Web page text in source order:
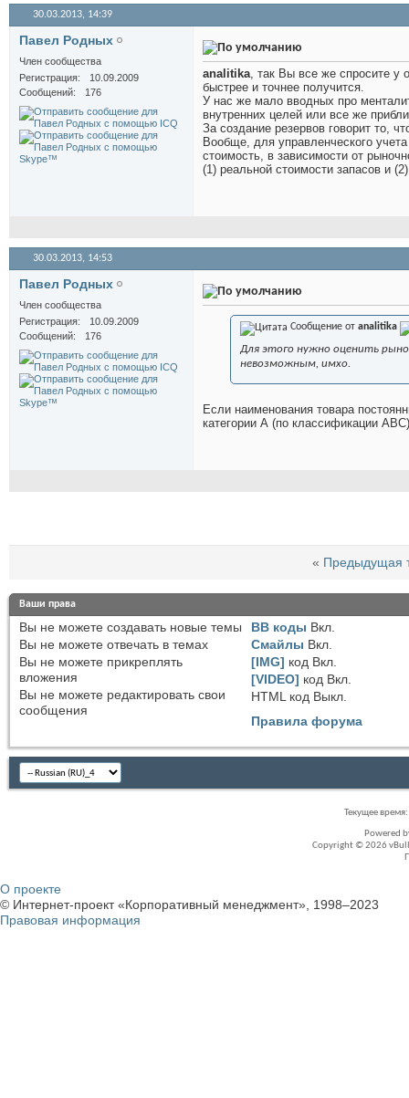
30.03.2013, 14:39
Павел Родных
Член сообщества
Регистрация
10.09.2009
Сообщений
176
analitika, так Вы все же спросите у
быстрее и точнее получится.
У нас же мало вводных про
внутренних целей или все же
За создание резервов говорит то,
Вообще, для управленческого
стоимость, в зависимости от
(1) реальной стоимости запасов и
30.03.2013, 14:53
Павел Родных
Член сообщества
Регистрация
10.09.2009
Сообщений
176
Сообщение от analitika
Для этого нужно оценить
невозможным, имхо.
Если наименования товара
категории А (по классификации
« Предыдущая
Ваши права
Вы не можете создавать новые темы
Вы не можете отвечать в темах
Вы не можете прикреплять
вложения
Вы не можете редактировать свои
сообщения
BB коды Вкл.
Смайлы Вкл.
[IMG] код Вкл.
[VIDEO] код Вкл.
HTML код Выкл.
Правила форума
Текущее время:
Powered
Copyright © 2026
О проекте
© Интернет-проект «Корпоративный менеджмент», 1998–2023
Правовая информация